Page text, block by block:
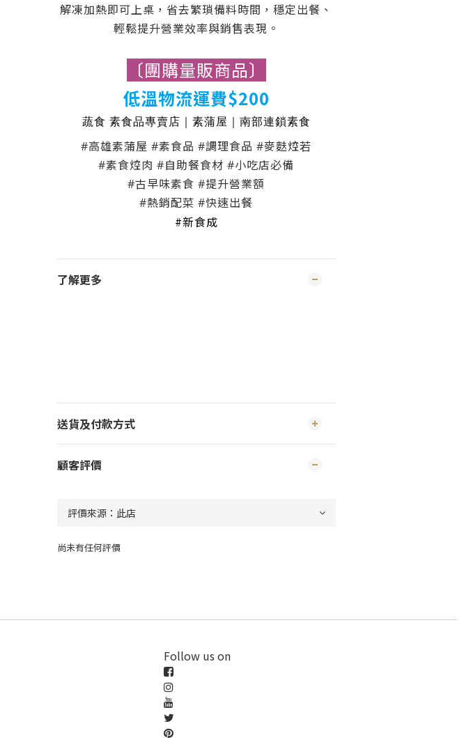
解凍加熱即可上桌，省去繁瑣備料時間，穩定出餐、
輕鬆提升營業效率與銷售表現。
〔團購量販商品〕
低溫物流運費$200
蔬食 素食品專賣店｜素蒲屋｜南部連鎖素食
#高雄素蒲屋 #素食品 #調理食品 #麥麩焢若
#素食焢肉 #自助餐食材 #小吃店必備
#古早味素食 #提升營業額
#熱銷配菜 #快速出餐
#新食成
了解更多
送貨及付款方式
顧客評價
尚未有任何評價
Follow us on